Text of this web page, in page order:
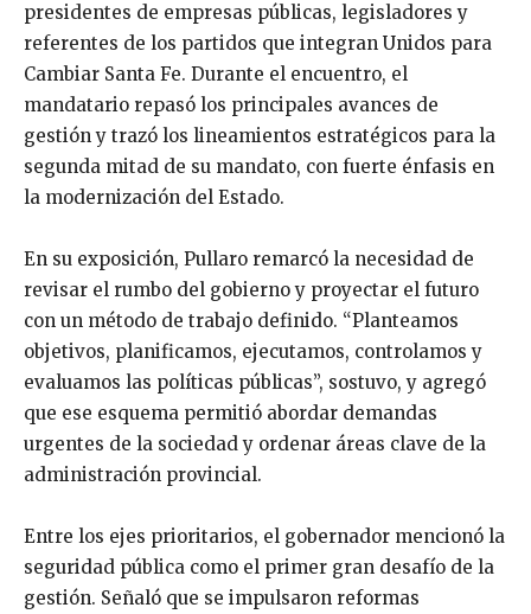
presidentes de empresas públicas, legisladores y
referentes de los partidos que integran Unidos para
Cambiar Santa Fe. Durante el encuentro, el
mandatario repasó los principales avances de
gestión y trazó los lineamientos estratégicos para la
segunda mitad de su mandato, con fuerte énfasis en
la modernización del Estado.
En su exposición, Pullaro remarcó la necesidad de
revisar el rumbo del gobierno y proyectar el futuro
con un método de trabajo definido. “Planteamos
objetivos, planificamos, ejecutamos, controlamos y
evaluamos las políticas públicas”, sostuvo, y agregó
que ese esquema permitió abordar demandas
urgentes de la sociedad y ordenar áreas clave de la
administración provincial.
Entre los ejes prioritarios, el gobernador mencionó la
seguridad pública como el primer gran desafío de la
gestión. Señaló que se impulsaron reformas